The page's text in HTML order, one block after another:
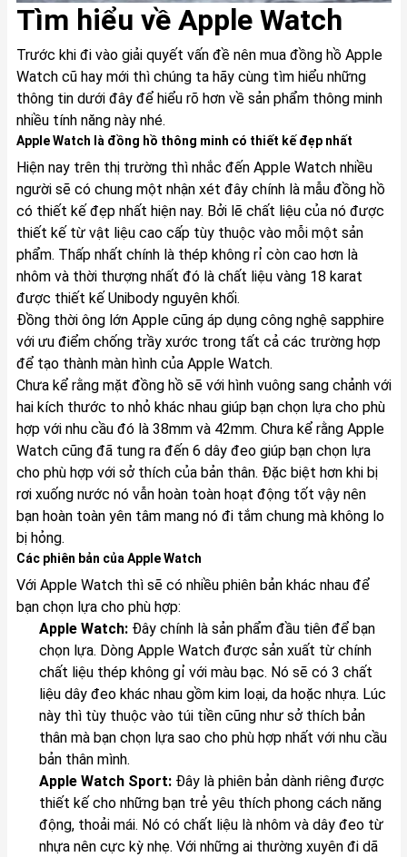
Tìm hiểu về Apple Watch
Trước khi đi vào giải quyết vấn đề nên mua đồng hồ Apple
Watch cũ hay mới thì chúng ta hãy cùng tìm hiểu những
thông tin dưới đây để hiểu rõ hơn về sản phẩm thông minh
nhiều tính năng này nhé.
Apple Watch là đồng hồ thông minh có thiết kế đẹp nhất
Hiện nay trên thị trường thì nhắc đến Apple Watch nhiều
người sẽ có chung một nhận xét đây chính là mẫu đồng hồ
có thiết kế đẹp nhất hiện nay. Bởi lẽ chất liệu của nó được
thiết kế từ vật liệu cao cấp tùy thuộc vào mỗi một sản
phẩm. Thấp nhất chính là thép không rỉ còn cao hơn là
nhôm và thời thượng nhất đó là chất liệu vàng 18 karat
được thiết kế Unibody nguyên khối.
Đồng thời ông lớn Apple cũng áp dụng công nghệ sapphire
với ưu điểm chống trầy xước trong tất cả các trường hợp
để tạo thành màn hình của Apple Watch.
Chưa kể rằng mặt đồng hồ sẽ với hình vuông sang chảnh với
hai kích thước to nhỏ khác nhau giúp bạn chọn lựa cho phù
hợp với nhu cầu đó là 38mm và 42mm. Chưa kể rằng Apple
Watch cũng đã tung ra đến 6 dây đeo giúp bạn chọn lựa
cho phù hợp với sở thích của bản thân. Đặc biệt hơn khi bị
rơi xuống nước nó vẫn hoàn toàn hoạt động tốt vậy nên
bạn hoàn toàn yên tâm mang nó đi tắm chung mà không lo
bị hỏng.
Các phiên bản của Apple Watch
Với Apple Watch thì sẽ có nhiều phiên bản khác nhau để
bạn chọn lựa cho phù hợp:
Apple Watch:Đây chính là sản phẩm đầu tiên để bạn
chọn lựa. Dòng Apple Watch được sản xuất từ chính
chất liệu thép không gỉ với màu bạc. Nó sẽ có 3 chất
liệu dây đeo khác nhau gồm kim loại, da hoặc nhựa. Lúc
này thì tùy thuộc vào túi tiền cũng như sở thích bản
thân mà bạn chọn lựa sao cho phù hợp nhất với nhu cầu
bản thân mình.
Apple Watch Sport:Đây là phiên bản dành riêng được
thiết kế cho những bạn trẻ yêu thích phong cách năng
động, thoải mái. Nó có chất liệu là nhôm và dây đeo từ
nhựa nên cực kỳ nhẹ. Với những ai thường xuyên đi dã